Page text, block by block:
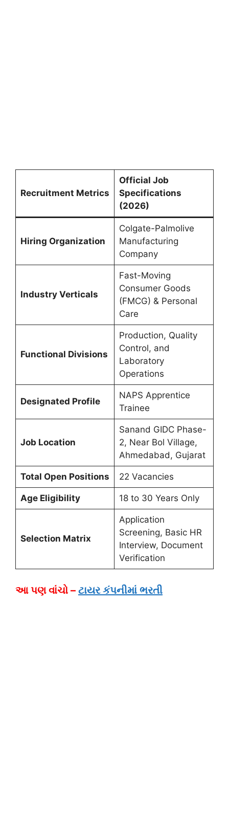
Recruitment Metrics
Official Job
Specifications
(2026)
Hiring Organization
Colgate-Palmolive
Manufacturing
Company
Industry Verticals
Fast-Moving
Consumer Goods
(FMCG) & Personal
Care
Functional Divisions
Production, Quality
Control, and
Laboratory
Operations
Designated Profile
NAPS Apprentice
Trainee
Job Location
Sanand GIDC Phase-
2, Near Bol Village,
Ahmedabad, Gujarat
Total Open Positions 22 Vacancies
Age Eligibility 18 to 30 Years Only
Selection Matrix
Application
Screening, Basic HR
Interview, Document
Verification
આ પણ વાંચો – ટાયર કંપનીમાં ભરતી